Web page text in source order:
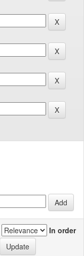
In order